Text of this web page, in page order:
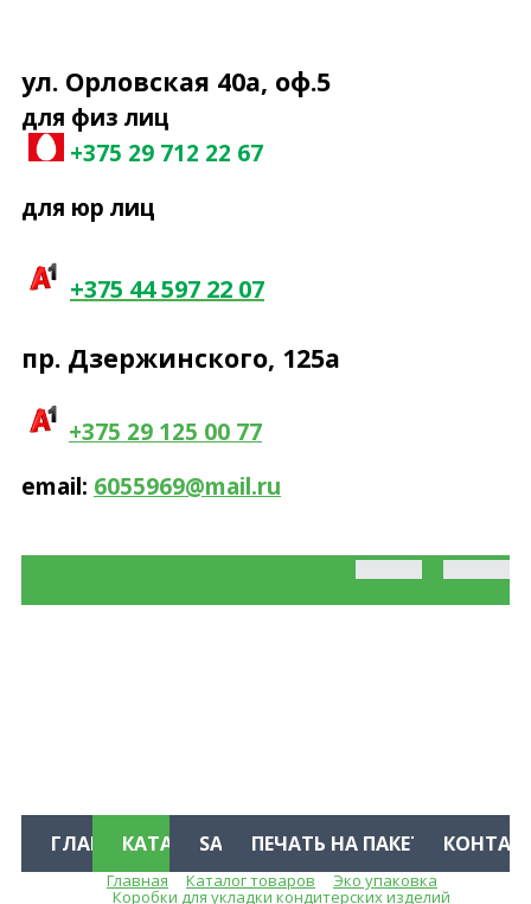
ул. Орловская 40а, оф.5
для физ лиц
+375 29 712 22 67
для юр лиц
+375 44 597 22 07
пр. Дзержинского, 125а
+375 29 125 00 77
email: 6055969@mail.ru
ГЛАВНАЯКАТАЛОГSALE %ПЕЧАТЬ НА ПАКЕТАХ
Главная Каталог товаров Эко упаковка
Коробки для укладки кондитерских изделий